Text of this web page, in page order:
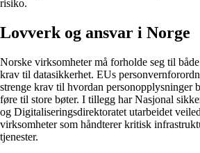
risiko.
Lovverk og ansvar i Norge
Norske virksomheter må forholde seg til
krav til datasikkerhet. EUs
strenge krav til hvordan personopplysninger
føre til store bøter. I tillegg har Nasjonal
og Digitaliseringsdirektoratet utarbeidet
virksomheter som håndterer kritisk
tjenester.